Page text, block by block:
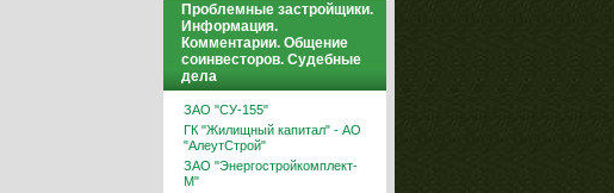
Проблемные застройщики.
Информация.
Комментарии. Общение
соинвесторов. Судебные
дела
ЗАО "СУ-155"
ГК "Жилищный капитал" - АО
"АлеутСтрой"
ЗАО "Энергостройкомплект-
М"